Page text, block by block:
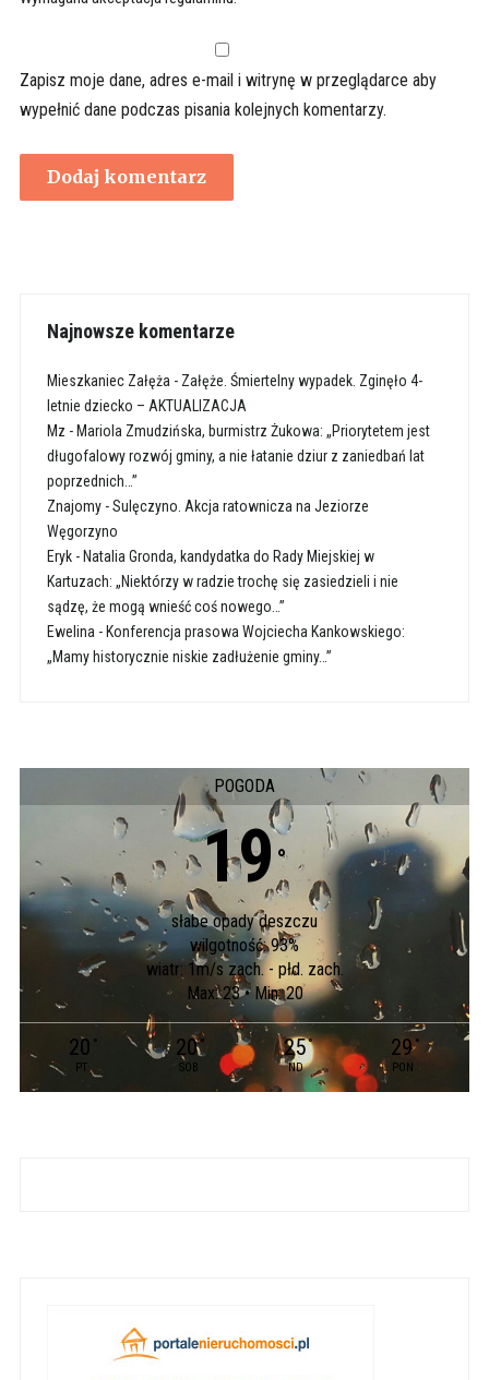
Zapisz moje dane, adres e-mail i witrynę w przeglądarce aby
wypełnić dane podczas pisania kolejnych komentarzy.
Najnowsze komentarze
Mieszkaniec Załęża- Załęże. Śmiertelny wypadek. Zginęło 4-
letnie dziecko – AKTUALIZACJA
Mz - Mariola Zmudzińska, burmistrz Żukowa: „Priorytetem jest
długofalowy rozwój gminy, a nie łatanie dziur z zaniedbań lat
poprzednich…”
Znajomy-Sulęczyno. Akcja ratownicza na Jeziorze
Węgorzyno
Eryk- Natalia Gronda, kandydatka do Rady Miejskiej w
Kartuzach: „Niektórzy w radzie trochę się zasiedzieli i nie
sądzę, że mogą wnieść coś nowego…”
Ewelina- Konferencja prasowa Wojciecha Kankowskiego:
„Mamy historycznie niskie zadłużenie gminy…”
POGODA
19°
słabe opady deszczu
wilgotność: 93%
wiatr: 1m/s zach. - płd. zach.
Max: 23 • Min: 20
20 °
PT
20°
SOB
25°
ND
29°
PON